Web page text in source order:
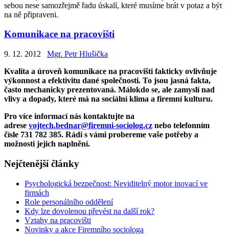
sebou nese samozřejmě řadu úskalí, které musíme brát v potaz a být
na ně připraveni.
Komunikace na pracovišti
9. 12. 2012
Mgr. Petr Hlušička
Kvalita a úroveň komunikace na pracovišti fakticky ovlivňuje
výkonnost a efektivitu dané společnosti. To jsou jasná fakta,
často mechanicky prezentovaná. Málokdo se, ale zamyslí nad
vlivy a dopady, které má na sociální klima a firemní kulturu.
Pro více informací nás kontaktujte na
adrese vojtech.bednar@firemni-sociolog.cz nebo telefonním
čísle 731 782 385. Rádi s vámi probereme vaše potřeby a
možnosti jejich naplnění.
Nejčtenější články
Psychologická bezpečnost: Neviditelný motor inovací ve
firmách
Role personálního oddělení
Kdy lze dovolenou převést na další rok?
Vztahy na pracovišti
Novinky a akce Firemního sociologa